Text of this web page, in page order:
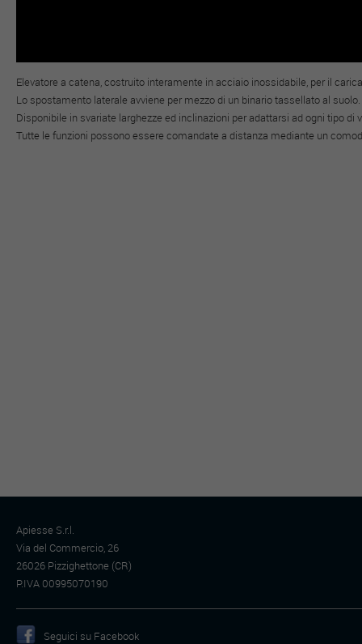
Elevatore a catena, costruito interamente in acciaio inossidabile, per il
Lo spostamento laterale avviene per mezzo di un binario tassellato al suolo.
Disponibile in svariate larghezze ed inclinazioni per adattarsi ad ogni tipo di
Tutte le funzioni possono essere comandate a distanza mediante un
Apiesse S.r.l.
Via del Commercio, 26
26026 Pizzighettone (CR)
P.IVA 00995070190
Seguici su Facebook